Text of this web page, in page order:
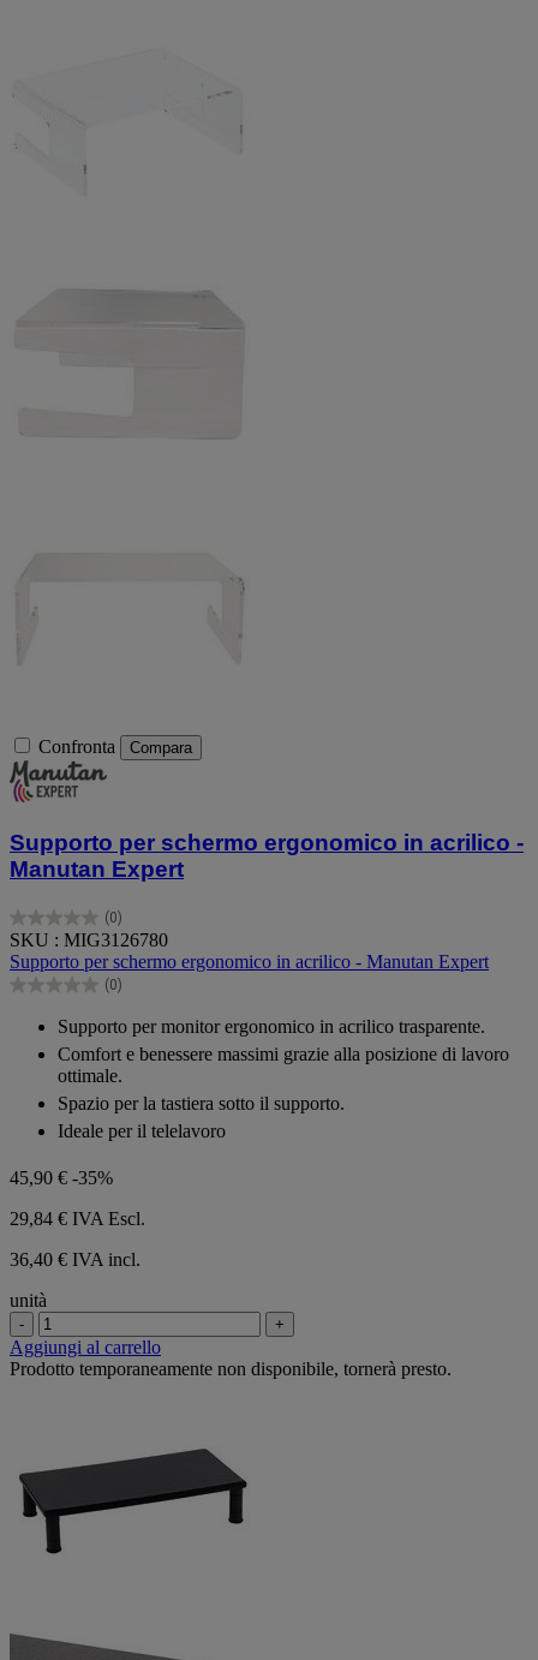
Confronta Compara
Supporto per schermo ergonomico in acrilico -
Manutan Expert
(0)
0.0
su
5
stelle.
SKU : MIG3126780
Supporto per schermo ergonomico in acrilico - Manutan Expert
(0)
0.0
stelle.
Supporto per monitor ergonomico in acrilico trasparente.
Comfort e benessere massimi grazie alla posizione di lavoro
ottimale.
Spazio per la tastiera sotto il supporto.
Ideale per il telelavoro
45,90 € -35%
29,84 € IVA Escl.
36,40 € IVA incl.
unità
- +
Aggiungi al carrello
Prodotto temporaneamente non disponibile, tornerà presto.